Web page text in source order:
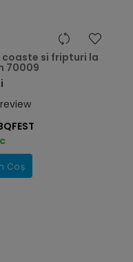
si fripturi la
70009
Coș